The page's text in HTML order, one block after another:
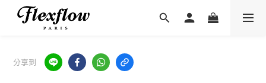
分享到